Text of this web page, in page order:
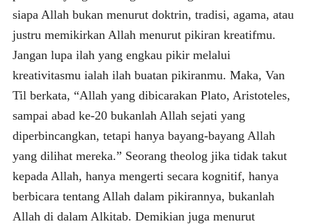
siapa Allah bukan menurut doktrin, tradisi, agama, atau
justru memikirkan Allah menurut pikiran kreatifmu.
Jangan lupa ilah yang engkau pikir melalui
kreativitasmu ialah ilah buatan pikiranmu. Maka, Van
Til berkata, “Allah yang dibicarakan Plato, Aristoteles,
sampai abad ke-20 bukanlah Allah sejati yang
diperbincangkan, tetapi hanya bayang-bayang Allah
yang dilihat mereka.” Seorang theolog jika tidak takut
kepada Allah, hanya mengerti secara kognitif, hanya
berbicara tentang Allah dalam pikirannya, bukanlah
Allah di dalam Alkitab. Demikian juga menurut